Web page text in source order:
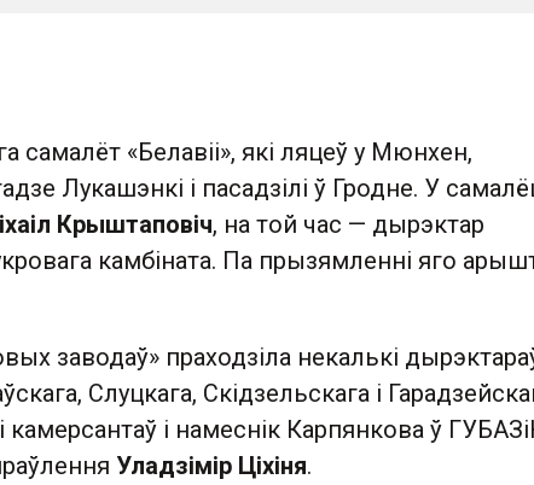
самалёт «Белавіі», які ляцеў у Мюнхен,
Лукашэнкі і пасадзілі ў Гродне. У
Крыштаповіч, на той час — дырэктар
камбіната. Па прызямленні яго
заводаў» праходзіла некалькі
Слуцкага, Скідзельскага і
камерсантаў і намеснік Карпянкова ў
Уладзімір Ціхіня.